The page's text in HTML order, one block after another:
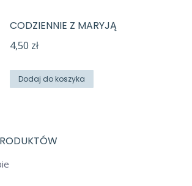
CODZIENNIE Z MARYJĄ
4,50 zł
Dodaj do koszyka